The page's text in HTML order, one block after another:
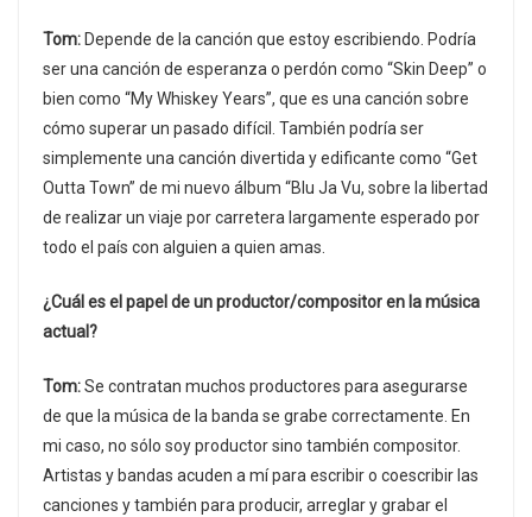
Tom: Depende de la canción que estoy escribiendo. Podría
ser una canción de esperanza o perdón como “Skin Deep” o
bien como “My Whiskey Years”, que es una canción sobre
cómo superar un pasado difícil. También podría ser
simplemente una canción divertida y edificante como “Get
Outta Town” de mi nuevo álbum “Blu Ja Vu, sobre la libertad
de realizar un viaje por carretera largamente esperado por
todo el país con alguien a quien amas.
¿Cuál es el papel de un productor/compositor en la música
actual?
Tom:Se contratan muchos productores para asegurarse
de que la música de la banda se grabe correctamente. En
mi caso, no sólo soy productor sino también compositor.
Artistas y bandas acuden a mí para escribir o coescribir las
canciones y también para producir, arreglar y grabar el